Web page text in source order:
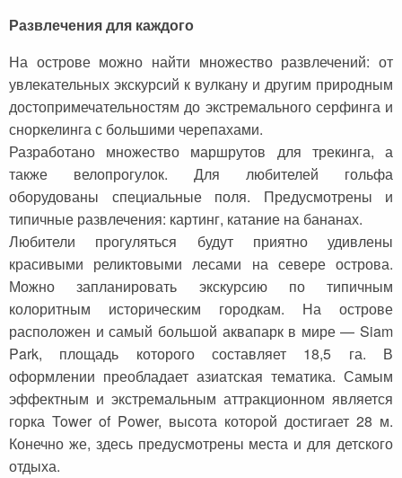
Развлечения для каждого
На острове можно найти множество развлечений: от
увлекательных экскурсий к вулкану и другим природным
достопримечательностям до экстремального серфинга и
сноркелинга с большими черепахами.
Разработано множество маршрутов для трекинга, а
также велопрогулок. Для любителей гольфа
оборудованы специальные поля. Предусмотрены и
типичные развлечения: картинг, катание на бананах.
Любители прогуляться будут приятно удивлены
красивыми реликтовыми лесами на севере острова.
Можно запланировать экскурсию по типичным
колоритным историческим городкам. На острове
расположен и самый большой аквапарк в мире — Siam
Park, площадь которого составляет 18,5 га. В
оформлении преобладает азиатская тематика. Самым
эффектным и экстремальным аттракционном является
горка Tower of Power, высота которой достигает 28 м.
Конечно же, здесь предусмотрены места и для детского
отдыха.